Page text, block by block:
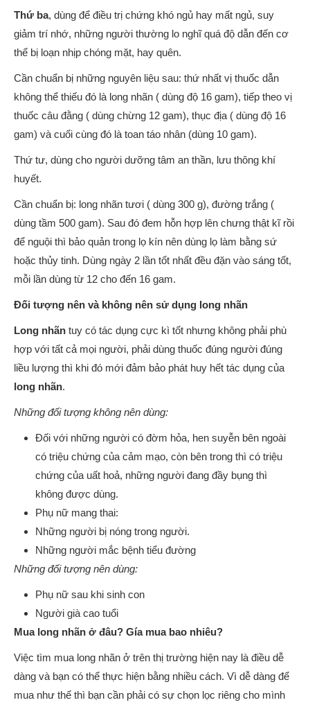
Thứ ba, dùng để điều trị chứng khó ngủ hay mất ngủ, suy
giảm trí nhớ, những người thường lo nghĩ quá độ dẫn đến cơ
thể bị loạn nhịp chóng mặt, hay quên.
Cần chuẩn bị những nguyên liệu sau: thứ nhất vị thuốc dẫn
không thể thiếu đó là long nhãn ( dùng độ 16 gam), tiếp theo vị
thuốc câu đằng ( dùng chừng 12 gam), thục địa ( dùng độ 16
gam) và cuối cùng đó là toan táo nhân (dùng 10 gam).
Thứ tư, dùng cho người dưỡng tâm an thần, lưu thông khí
huyết.
Cần chuẩn bị: long nhãn tươi ( dùng 300 g), đường trắng (
dùng tầm 500 gam). Sau đó đem hỗn hợp lên chưng thật kĩ rồi
để nguội thì bảo quản trong lọ kín nên dùng lọ làm bằng sứ
hoặc thủy tinh. Dùng ngày 2 lần tốt nhất đều đặn vào sáng tốt,
mỗi lần dùng từ 12 cho đến 16 gam.
Đối tượng nên và không nên sử dụng long nhãn
Long nhãn tuy có tác dụng cực kì tốt nhưng không phải phù
hợp với tất cả mọi người, phải dùng thuốc đúng người đúng
liều lượng thì khi đó mới đảm bảo phát huy hết tác dụng của
long nhãn.
Những đối tượng không nên dùng:
Đối với những người có đờm hỏa, hen suyễn bên ngoài
có triệu chứng của cảm mạo, còn bên trong thì có triệu
chứng của uất hoả, những người đang đầy bụng thì
không được dùng.
Phụ nữ mang thai:
Những người bị nóng trong người.
Những người mắc bệnh tiểu đường
Những đối tượng nên dùng:
Phụ nữ sau khi sinh con
Người già cao tuổi
Mua long nhãn ở đâu? Gía mua bao nhiêu?
Việc tìm mua long nhãn ở trên thị trường hiện nay là điều dễ
dàng và bạn có thể thực hiện bằng nhiều cách. Vì dễ dàng để
mua như thế thì bạn cần phải có sự chọn lọc riêng cho mình